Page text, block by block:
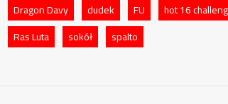
Dragon Davy dudek FU hot 16
Ras Luta
sokół spalto